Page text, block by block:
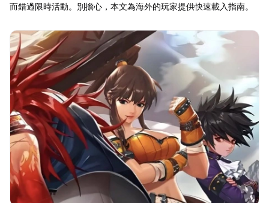
而錯過限時活動。別擔心，本文為海外的玩家提供快速載入指南。